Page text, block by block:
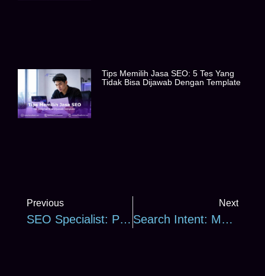
Tips Memilih Jasa SEO: 5 Tes Yang
Tidak Bisa Dijawab Dengan Template
Previous
SEO Specialist: Panduan Karier & Strategi Praktisi Menghadapi Evolusi Search Engine
Next
Search Intent: Mengapa Konten “SEO-Friendly” Anda Gagal Ranking Dan Bagaimana Cara Memperbaikinya